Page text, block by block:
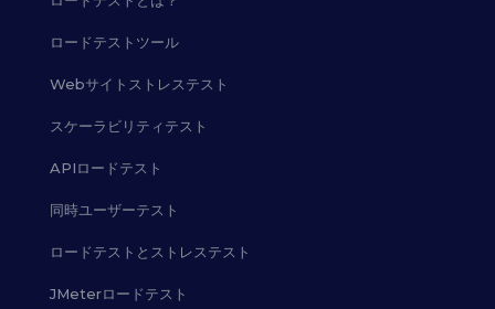
ロードテストツール
Webサイトストレステスト
スケーラビリティテスト
APIロードテスト
同時ユーザーテスト
ロードテストとストレステスト
JMeterロードテスト